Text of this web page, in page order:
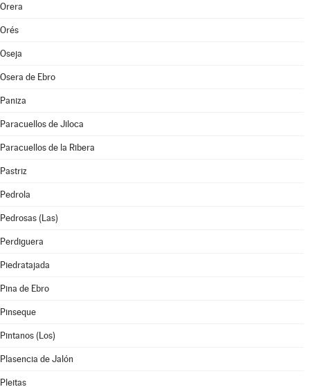
Orera
Orés
Oseja
Osera de Ebro
Paniza
Paracuellos de Jiloca
Paracuellos de la Ribera
Pastriz
Pedrola
Pedrosas (Las)
Perdiguera
Piedratajada
Pina de Ebro
Pinseque
Pintanos (Los)
Plasencia de Jalón
Pleitas